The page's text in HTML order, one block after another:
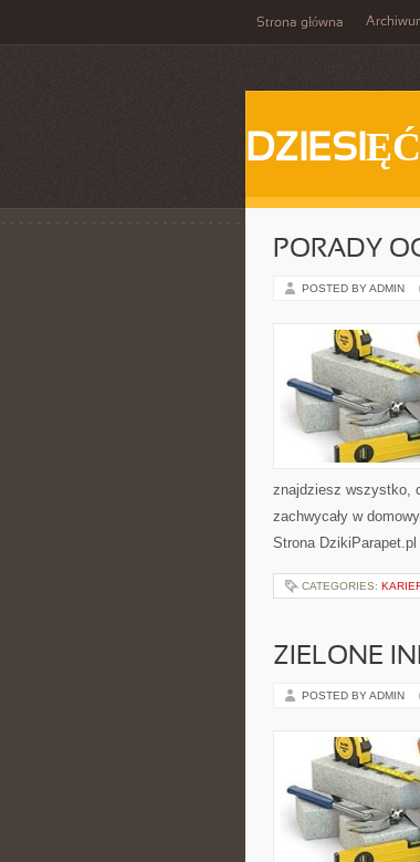
Strona główna
DZIESIĘĆ
PORADY
POSTED BY ADMIN
znajdziesz wszystko,
zachwycały w
Strona
CATEGORIES:
ZIELONE
POSTED BY ADMIN